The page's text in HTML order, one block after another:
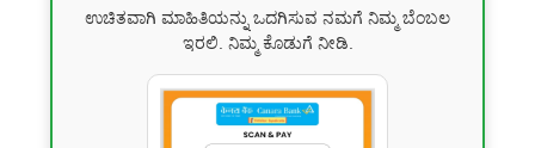
ಉಚಿತವಾಗಿ ಮಾಹಿತಿಯನ್ನು ಒದಗಿಸುವ ನಮಗೆ ನಿಮ್ಮ ಬೆಂಬಲ
ಇರಲಿ. ನಿಮ್ಮ ಕೊಡುಗೆ ನೀಡಿ.